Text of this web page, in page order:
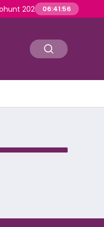
2026’da yeni nesil
06:41:56